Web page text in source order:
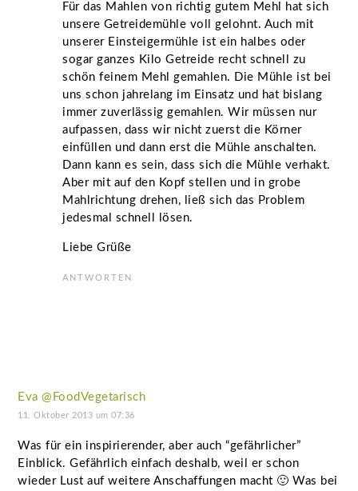
Für das Mahlen von richtig gutem Mehl hat sich
unsere Getreidemühle voll gelohnt. Auch mit
unserer Einsteigermühle ist ein halbes oder
sogar ganzes Kilo Getreide recht schnell zu
schön feinem Mehl gemahlen. Die Mühle ist bei
uns schon jahrelang im Einsatz und hat bislang
immer zuverlässig gemahlen. Wir müssen nur
aufpassen, dass wir nicht zuerst die Körner
einfüllen und dann erst die Mühle anschalten.
Dann kann es sein, dass sich die Mühle verhakt.
Aber mit auf den Kopf stellen und in grobe
Mahlrichtung drehen, ließ sich das Problem
jedesmal schnell lösen.
Liebe Grüße
ANTWORTEN
Eva @FoodVegetarisch
11. Oktober 2013 um 07:36
Was für ein inspirierender, aber auch “gefährlicher”
Einblick. Gefährlich einfach deshalb, weil er schon
wieder Lust auf weitere Anschaffungen macht 🙂 Was bei